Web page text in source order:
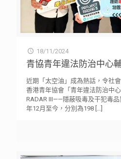
18/11/2024
青協青年違法防治中心
近期「太空油」成為熱話，令社
香港青年協會「青年違法防治中
RADAR III——隱蔽吸毒及干犯毒
年12月至今，分別為198[…]